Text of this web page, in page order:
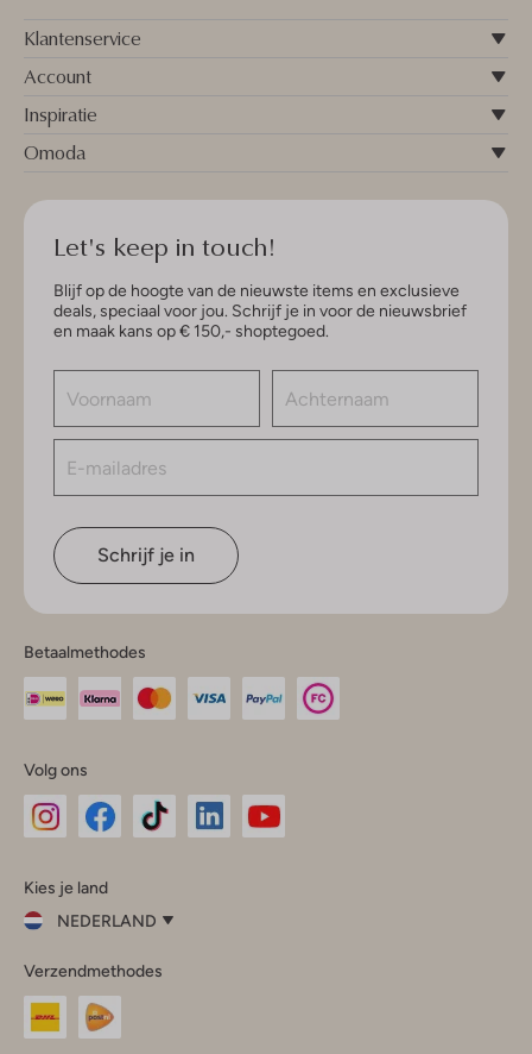
Klantenservice
Account
Inspiratie
Omoda
Let's keep in touch!
Blijf op de hoogte van de nieuwste items en exclusieve
deals, speciaal voor jou. Schrijf je in voor de nieuwsbrief
en maak kans op € 150,- shoptegoed.
Schrijf je in
Betaalmethodes
Volg ons
InstagramFacebook
Kies je land
NEDERLAND
je
land
Nederland
Verzendmethodes